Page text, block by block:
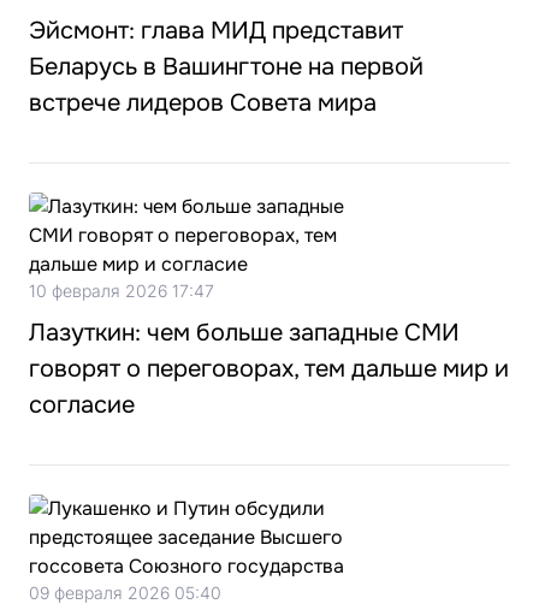
Эйсмонт: глава МИД представит
Беларусь в Вашингтоне на первой
встрече лидеров Совета мира
10 февраля 2026 17:47
Лазуткин: чем больше западные СМИ
говорят о переговорах, тем дальше мир и
согласие
09 февраля 2026 05:40